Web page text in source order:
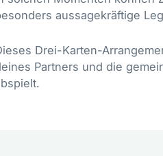
aussagekräftige
Drei-Karten-
Partners und die